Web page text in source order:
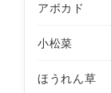
アボカド
小松菜
ほうれん草